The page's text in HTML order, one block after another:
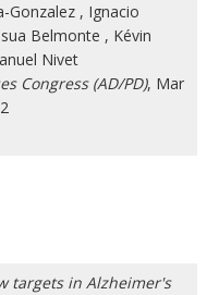
Gonzalez , Ignacio
Belmonte , Kévin
Nivet
Congress (AD/PD), Mar
targets in Alzheimer's